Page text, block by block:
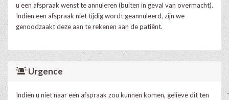
u een afspraak wenst te annuleren (buiten in geval van overmacht).
Indien een afspraak niet tijdig wordt geannuleerd, zijn we
genoodzaakt deze aan te rekenen aan de patiënt.
Urgence
Indien u niet naar een afspraak zou kunnen komen, gelieve dit ten